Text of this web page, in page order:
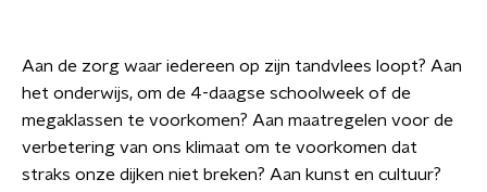
Aan de zorg waar iedereen op zijn tandvlees loopt? Aan
het onderwijs, om de 4-daagse schoolweek of de
megaklassen te voorkomen? Aan maatregelen voor de
verbetering van ons klimaat om te voorkomen dat
straks onze dijken niet breken? Aan kunst en cultuur?